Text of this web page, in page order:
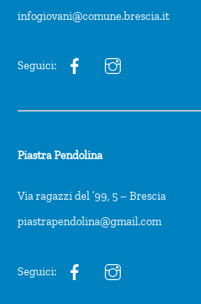
infogiovani@comune.brescia.it
Seguici:
Piastra Pendolina
Via ragazzi del ’99, 5 – Brescia
piastrapendolina@gmail.com
Seguici: